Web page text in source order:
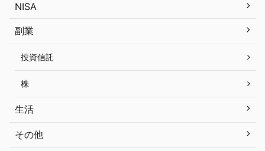
NISA
副業
投資信託
株
生活
その他